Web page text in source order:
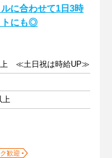
に合わせて1日3時
トにも◎
上 ≪土日祝は時給UP≫
上
歓迎